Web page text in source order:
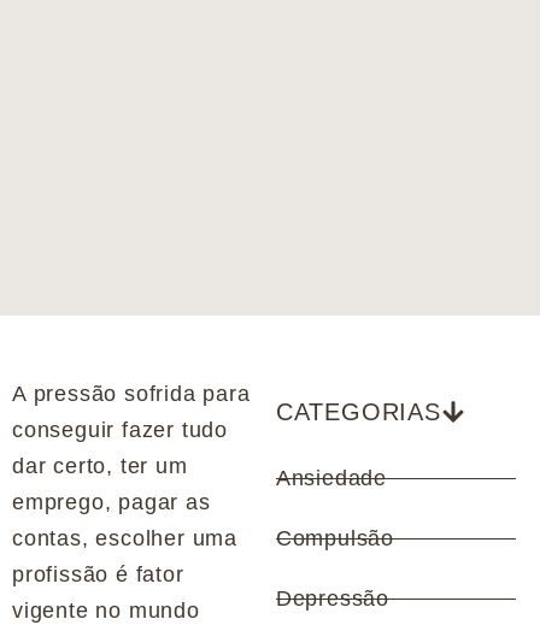
A pressão sofrida para
conseguir fazer tudo
dar certo, ter um
emprego, pagar as
contas, escolher uma
profissão é fator
vigente no mundo
CATEGORIAS
Ansiedade
Compulsão
Depressão